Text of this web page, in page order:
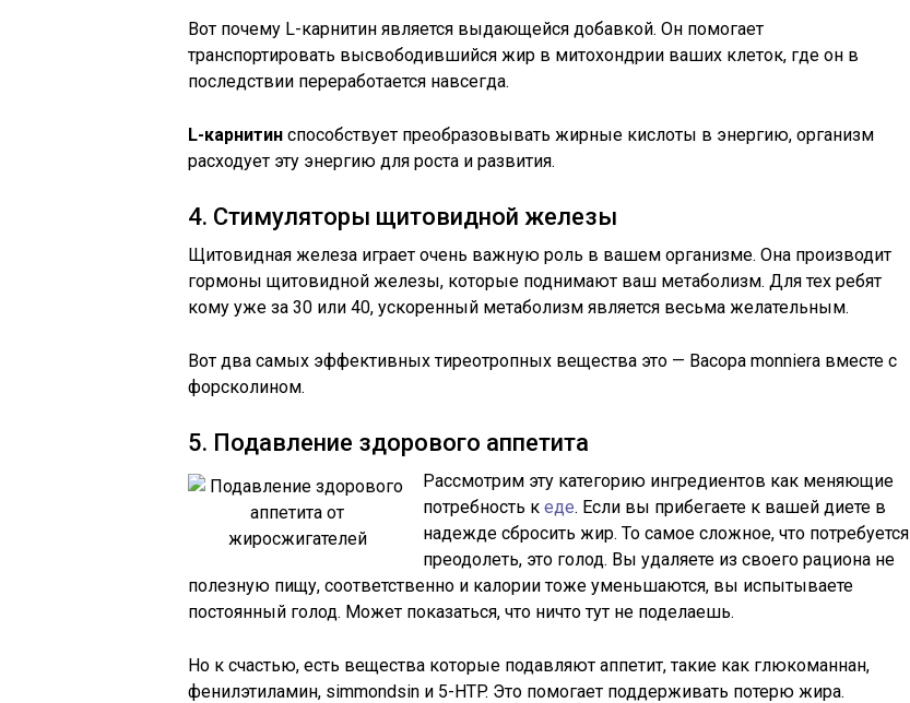
Вот почему L-карнитин является выдающейся добавкой. Он помогает
транспортировать высвободившийся жир в митохондрии ваших клеток, где он в
последствии переработается навсегда.
L-карнитин способствует преобразовывать жирные кислоты в энергию, организм
расходует эту энергию для роста и развития.
4. Стимуляторы щитовидной железы
Щитовидная железа играет очень важную роль в вашем организме. Она производит
гормоны щитовидной железы, которые поднимают ваш метаболизм. Для тех ребят
кому уже за 30 или 40, ускоренный метаболизм является весьма желательным.
Вот два самых эффективных тиреотропных вещества это — Bacopa monniera вместе с
форсколином.
5. Подавление здорового аппетита
Рассмотрим эту категорию ингредиентов как меняющие
потребность к еде. Если вы прибегаете к вашей диете в
надежде сбросить жир. То самое сложное, что потребуется
преодолеть, это голод. Вы удаляете из своего рациона не
полезную пищу, соответственно и калории тоже уменьшаются, вы испытываете
постоянный голод. Может показаться, что ничто тут не поделаешь.
Но к счастью, есть вещества которые подавляют аппетит, такие как глюкоманнан,
фенилэтиламин, simmondsin и 5-HTP. Это помогает поддерживать потерю жира.